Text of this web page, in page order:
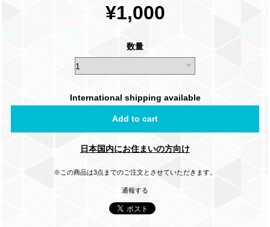
¥1,000
数量
International shipping available
Add to cart
日本国内にお住まいの方向け
※この商品は3点までのご注文とさせていただきます。
通報する